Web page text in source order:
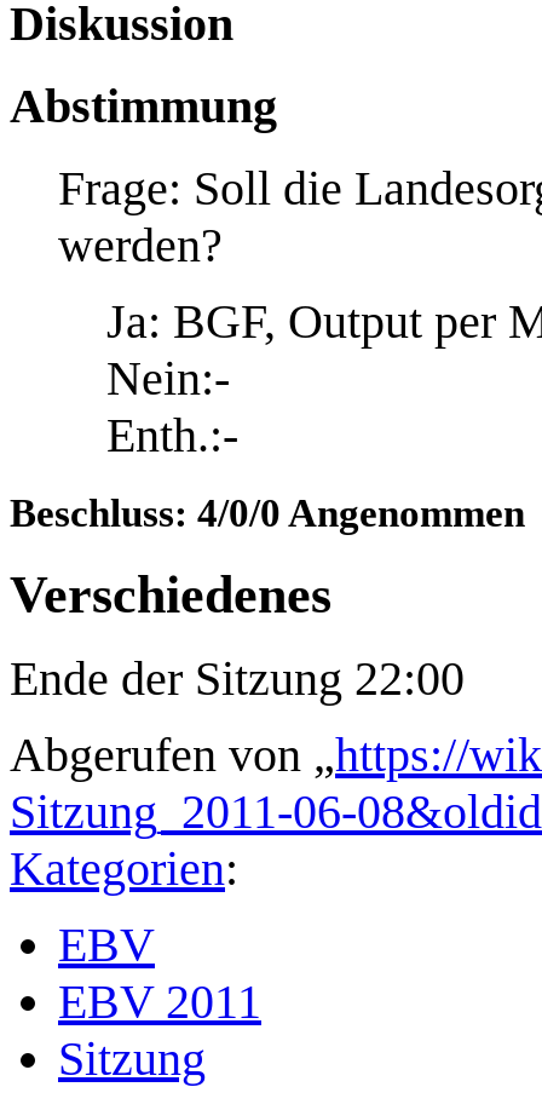
Diskussion
Abstimmung
Frage: Soll die
werden?
Ja: BGF, Output per
Nein:-
Enth.:-
Beschluss: 4/0/0 Angenommen
Verschiedenes
Ende der Sitzung 22:00
Abgerufen von „https://
Sitzung_2011-06-
Kategorien:
EBV
EBV 2011
Sitzung